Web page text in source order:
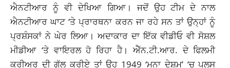
ਐਨਟੀਆਰ ਨੂੰ ਵੀ ਦੇਖਿਆ ਗਿਆ। ਜਦੋਂ ਉਹ ਟੀਮ ਦੇ ਨਾਲ
ਐਨਟੀਆਰ ਘਾਟ ‘ਤੇ ਪ੍ਰਾਰਥਨਾ ਕਰਨ ਜਾ ਰਹੇ ਸਨ ਤਾਂ ਉਨ੍ਹਾਂ ਨੂੰ
ਪ੍ਰਸ਼ੰਸਕਾਂ ਨੇ ਘੇਰ ਲਿਆ। ਅਦਾਕਾਰ ਦਾ ਇੱਕ ਵੀਡੀਓ ਵੀ ਸੋਸ਼ਲ
ਮੀਡੀਆ ‘ਤੇ ਵਾਇਰਲ ਹੋ ਰਿਹਾ ਹੈ। ਐੱਨ.ਟੀ.ਆਰ. ਦੇ ਫਿਲਮੀ
ਕਰੀਅਰ ਦੀ ਗੱਲ ਕਰੀਏ ਤਾਂ ਉਹ 1949 ‘ਮਨਾ ਦੇਸ਼ਮ’ ‘ਚ ਪੁਲਸ